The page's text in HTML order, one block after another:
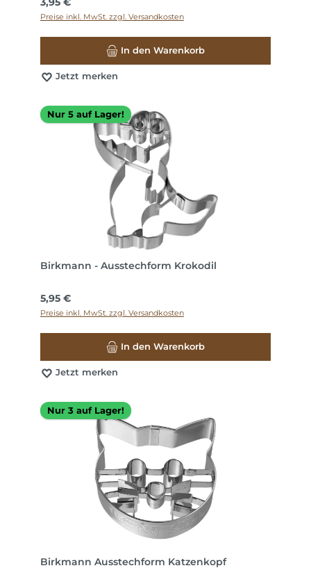
Preise inkl. MwSt. zzgl. Versandkosten
In den Warenkorb
Jetzt merken
Nur 5 auf Lager!
Birkmann - Ausstechform Krokodil
Regulärer Preis:
5,95 €
Preise inkl. MwSt. zzgl. Versandkosten
In den Warenkorb
Jetzt merken
Nur 3 auf Lager!
Birkmann Ausstechform Katzenkopf